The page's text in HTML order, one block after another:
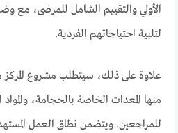
الأولي والتقييم الشامل للمرضى،
لتلبية احتياجاتهم الفردية.
علاوة على ذلك، سيتطلب مشروع
منها المعدات الخاصة بالحجامة،
للمراجعين. ويتضمن نطاق العمل